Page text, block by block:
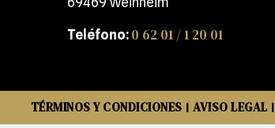
Teléfono: 0 62 01 / 1 20 01
TÉRMINOS Y CONDICIONES | AVISO LEGAL|